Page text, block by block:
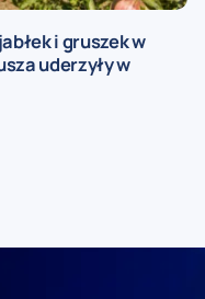
i gruszek w
uderzyły w